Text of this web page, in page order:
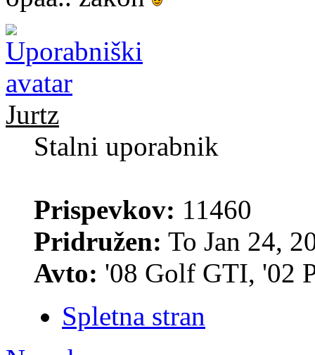
Jurtz
Stalni uporabnik
Prispevkov: 11460
Pridružen: To Jan 24,
Avto: '08 Golf GTI, '02
Spletna stran